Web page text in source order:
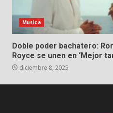
Musica
Doble poder bachatero:
Royce se unen en ‘Mejor
diciembre 8, 2025